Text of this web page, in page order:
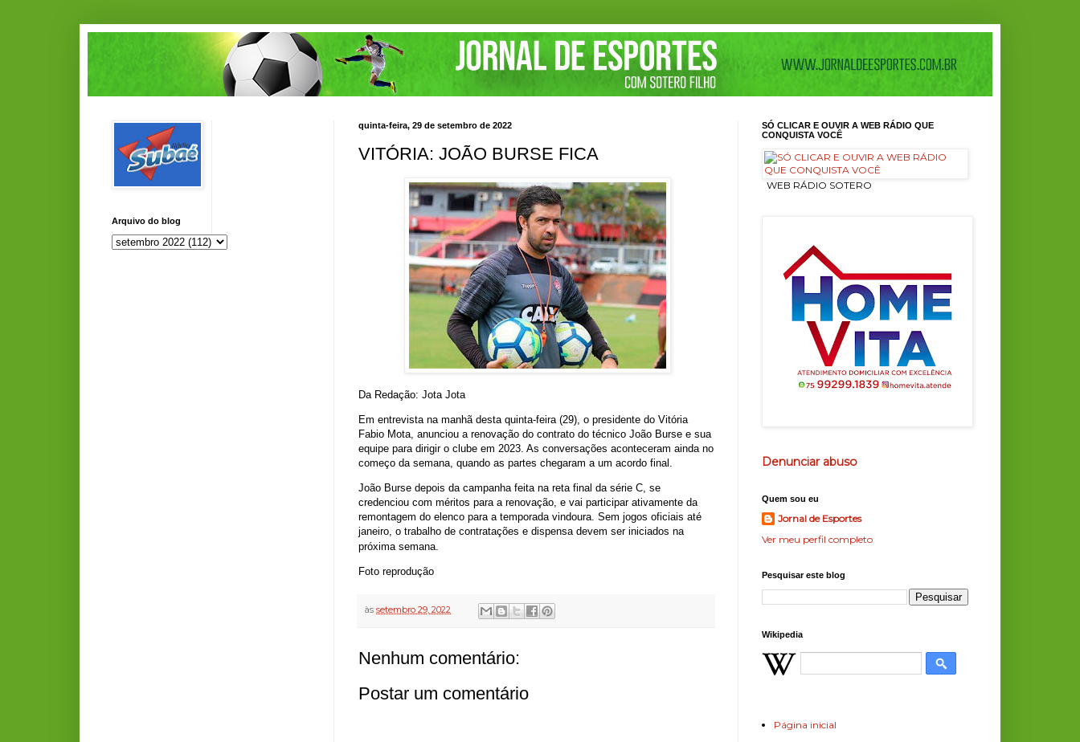
quinta-feira, 29 de setembro de 2022
VITÓRIA: JOÃO BURSE FICA
Da Redação: Jota Jota
Em entrevista na manhã desta quinta-feira (29), o presidente do Vitória
Fabio Mota, anunciou a renovação do contrato do técnico João Burse e sua
equipe para dirigir o clube em 2023. As conversações aconteceram ainda no
começo da semana, quando as partes chegaram a um acordo final.
João Burse depois da campanha feita na reta final da série C, se
credenciou com méritos para a renovação, e vai participar ativamente da
remontagem do elenco para a temporada vindoura. Sem jogos oficiais até
janeiro, o trabalho de contratações e dispensa devem ser iniciados na
próxima semana.
Foto reprodução
às setembro 29, 2022
Nenhum comentário:
Postar um comentário
Arquivo do blog
SÓ CLICAR E OUVIR A WEB RÁDIO QUE
CONQUISTA VOCÊ
ㅤ WEB RÁDIO SOTERO
Denunciar abuso
Quem sou eu
Jornal de Esportes
Ver meu perfil completo
Pesquisar este blog
Wikipedia
Página inicial